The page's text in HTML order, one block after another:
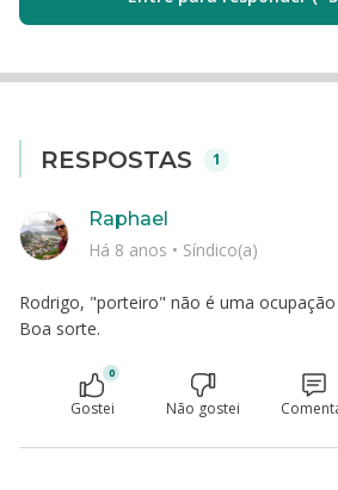
RESPOSTAS 1
Rodrigo, "porteiro" não é uma
Boa sorte.
Raphael
Há 8 anos • Síndico(a)
0
Gostei Não gostei